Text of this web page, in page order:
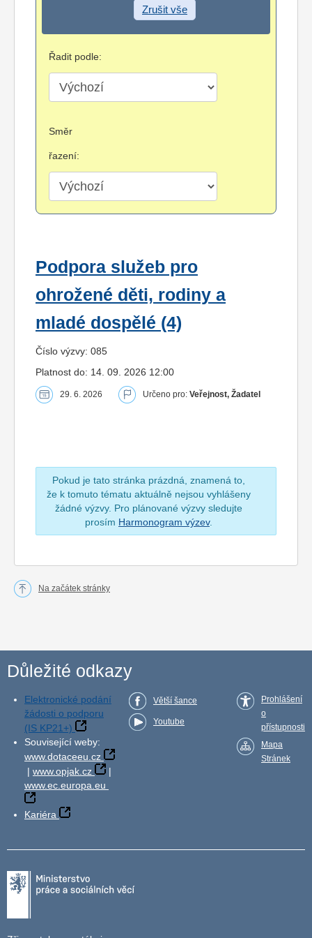
Zrušit vše
Řadit podle:
Směr
řazení:
Podpora služeb pro
ohrožené děti, rodiny a
mladé dospělé (4)
Číslo výzvy: 085
Platnost do: 14. 09. 2026 12:00
29. 6. 2026 Určeno pro: Veřejnost, Žadatel
Pokud je tato stránka prázdná, znamená to,
že k tomuto tématu aktuálně nejsou vyhlášeny
žádné výzvy. Pro plánované výzvy sledujte
prosím Harmonogram výzev.
Na začátek stránky
Důležité odkazy
Elektronické podání
žádosti o podporu
(IS KP21+)
Související weby:
www.dotaceeu.cz
| www.opjak.cz
|
www.ec.europa.eu
Kariéra
Větší šance
Youtube
Prohlášení
o
přístupnosti
Mapa
Stránek